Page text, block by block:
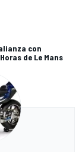
con
de Le Mans